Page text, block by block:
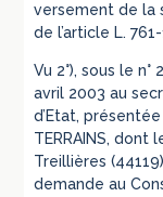
versement de la
de l’article L.
Vu 2°), sous le
avril 2003 au
d’Etat, présentée
TERRAINS, dont
Treillières (44119)
demande au